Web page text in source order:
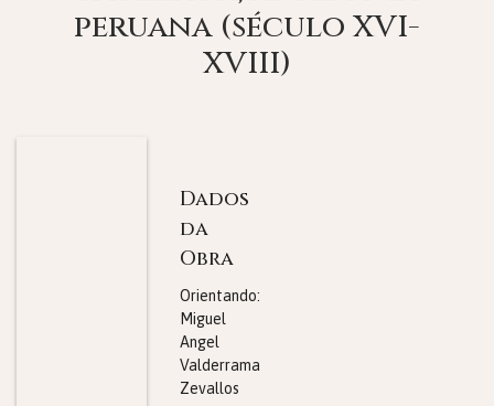
peruana (século XVI-
XVIII)
Dados
da
Obra
Orientando:
Miguel
Angel
Valderrama
Zevallos